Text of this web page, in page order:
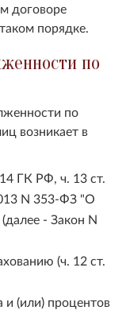
договоре
порядке.
по
по
возникает в
ГК РФ, ч. 13 ст.
N 353-ФЗ "О
- Закон N
(ч. 12 ст.
и (или) процентов